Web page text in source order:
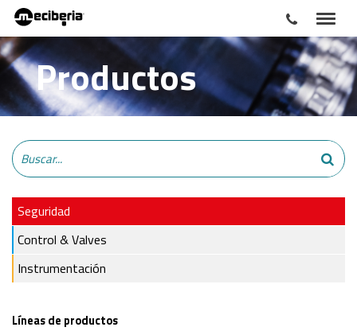
Productos
Seguridad
Control & Valves
Instrumentación
Líneas de productos